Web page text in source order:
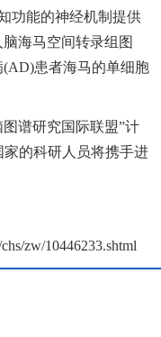
功能的神经机制提供
海马空间转录组图
患者海马的单细胞
谱研究国际联盟”计
的科研人员将携手进
zw/10446233.shtml